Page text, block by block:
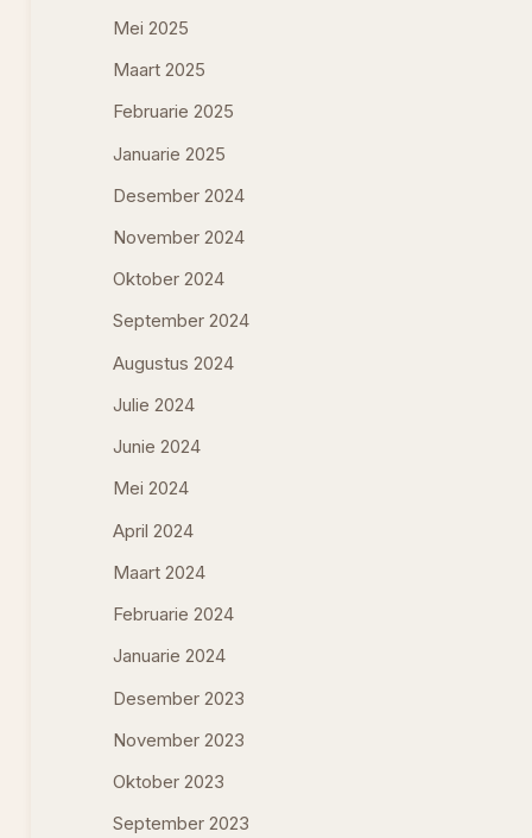
Mei 2025
Maart 2025
Februarie 2025
Januarie 2025
Desember 2024
November 2024
Oktober 2024
September 2024
Augustus 2024
Julie 2024
Junie 2024
Mei 2024
April 2024
Maart 2024
Februarie 2024
Januarie 2024
Desember 2023
November 2023
Oktober 2023
September 2023